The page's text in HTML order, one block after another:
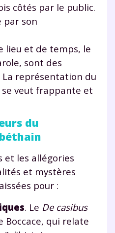
côtés par le public.
par son
lieu et de temps, le
sont des
représentation du
veut frappante et
du
et les allégories
et mystères
pour :
. Le De casibus
Boccace, qui relate